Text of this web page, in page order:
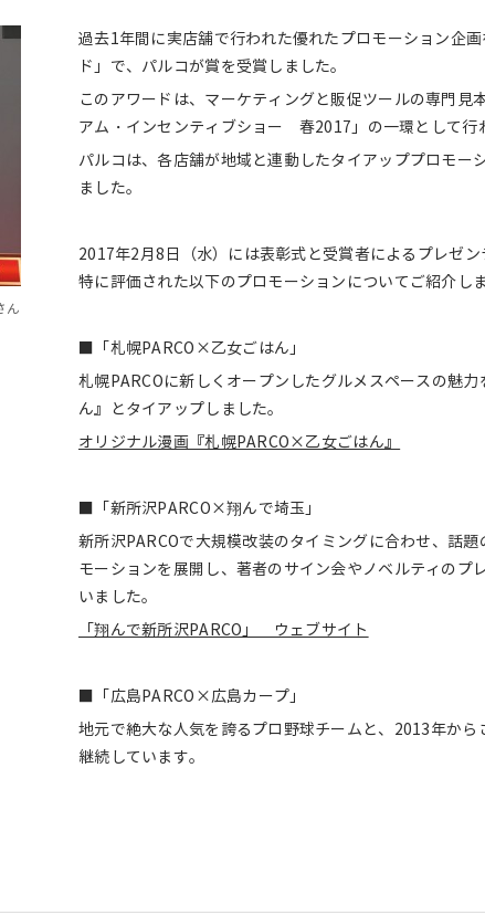
過去1年間に実店舗で行われた優れたプロモーション企
ド」で、パルコが賞を受賞しました。
このアワードは、マーケティングと販促ツールの専門見
アム・インセンティブショー 春2017」の一環として行
パルコは、各店舗が地域と連動したタイアッププロモー
ました。
2017年2月8日（水）には表彰式と受賞者によるプレゼ
特に評価された以下のプロモーションについてご紹介しま
■「札幌PARCO×乙女ごはん」
札幌PARCOに新しくオープンしたグルメスペースの魅
ん』とタイアップしました。
オリジナル漫画『札幌PARCO×乙女ごはん』
■「新所沢PARCO×翔んで埼玉」
新所沢PARCOで大規模改装のタイミングに合わせ、話
モーションを展開し、著者のサイン会やノベルティのプ
いました。
「翔んで新所沢PARCO」 ウェブサイト
■「広島PARCO×広島カープ」
地元で絶大な人気を誇るプロ野球チームと、2013年か
継続しています。
ん